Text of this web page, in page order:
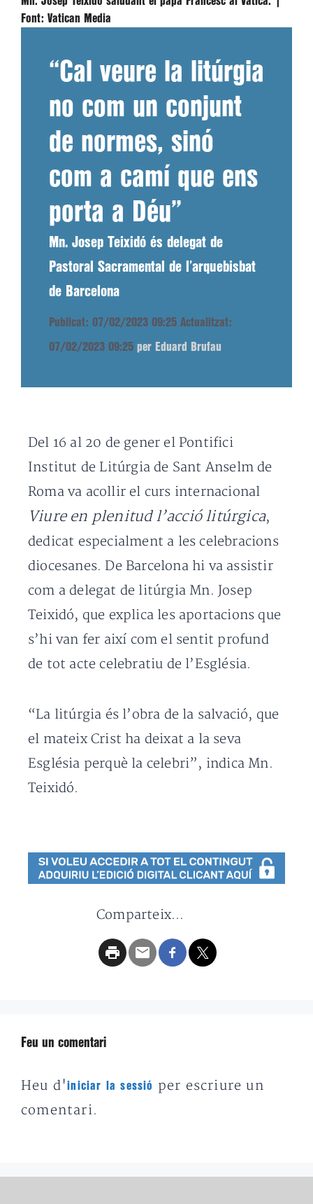
Font: Vatican Media
“Cal veure la litúrgia
no com un conjunt
de normes, sinó
com a camí que ens
porta a Déu”
Mn. Josep Teixidó és delegat de
Pastoral Sacramental de l’arquebisbat
de Barcelona
Publicat: 07/02/2023 09:25 Actualitzat:
07/02/2023 09:25 per Eduard Brufau
Del 16 al 20 de gener el Pontifici
Institut de Litúrgia de Sant Anselm de
Roma va acollir el curs internacional
Viure en plenitud l’acció litúrgica,
dedicat especialment a les celebracions
diocesanes. De Barcelona hi va assistir
com a delegat de litúrgia Mn. Josep
Teixidó, que explica les aportacions que
s’hi van fer així com el sentit profund
de tot acte celebratiu de l’Església.
“La litúrgia és l’obra de la salvació, que
el mateix Crist ha deixat a la seva
Església perquè la celebri”, indica Mn.
Teixidó.
Comparteix...
Feu un comentari
Heu d'iniciar la sessió
per escriure un
comentari.